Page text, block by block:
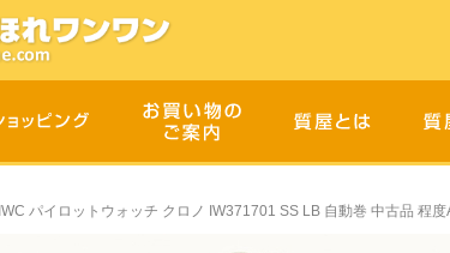
IWC パイロットウォッチ クロノ IW371701 SS LB 自動巻 中古品 程度